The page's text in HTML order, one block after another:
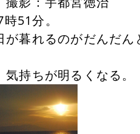
51分。
暮れるのがだんだん
持ちが明るくなる。